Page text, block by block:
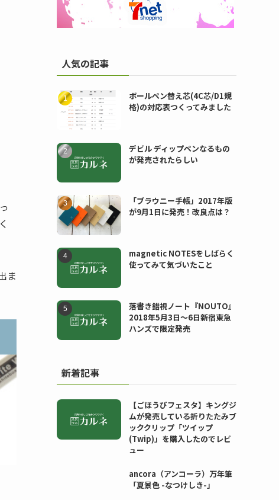
ま
人気の記事
ボールペン替え芯(4C芯/D1規
格)の対応表つくってみました
デビル ディップペンなるもの
が発売されたらしい
「ブラウニー手帳」2017年版
が9月1日に発売！改良点は？
magnetic NOTESをしばらく
使ってみて気づいたこと
落書き錯視ノート『NOUTO』
2018年5月3日〜6日新宿東急
ハンズで限定発売
新着記事
【ごほうびフェスタ】キングジ
ムが発売している折りたたみブ
ッククリップ「ツイップ
(Twip)」を購入したのでレビ
ュー
ancora（アンコーラ）万年筆
「夏景色 -なつけしき-」